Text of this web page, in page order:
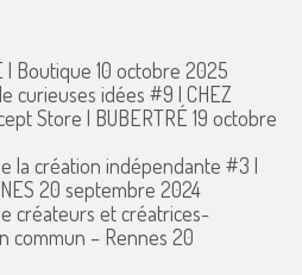
| Boutique 10 octobre 2025
curieuses idées #9 | CHEZ
Store | BUBERTRÉ 19 octobre
la création indépendante #3 |
20 septembre 2024
créateurs et créatrices-
commun – Rennes 20